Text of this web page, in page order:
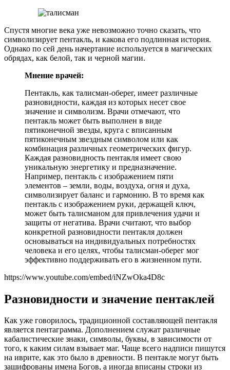
Спустя многие века уже невозможно точно сказать, что
символизирует пентакль, и какова его подлинная история.
Однако по сей день начертание используется в магических
обрядах, как белой, так и черной магии.
Мнение врачей:
Пентакль, как талисман-оберег, имеет различные
разновидности, каждая из которых несет свое
значение и символизм. Врачи отмечают, что
пентакль может быть выполнен в виде
пятиконечной звезды, круга с вписанным
пятиконечным звездным символом или как
комбинация различных геометрических фигур.
Каждая разновидность пентакля имеет свою
уникальную энергетику и предназначение.
Например, пентакль с изображением пяти
элементов – земли, воды, воздуха, огня и духа,
символизирует баланс и гармонию. В то время как
пентакль с изображением руки, держащей ключ,
может быть талисманом для привлечения удачи и
защиты от негатива. Врачи считают, что выбор
конкретной разновидности пентакля должен
основываться на индивидуальных потребностях
человека и его целях, чтобы талисман-оберег мог
эффективно поддерживать его в жизненном пути.
https://www.youtube.com/embed/iNZwOka4D8c
Разновидности и значение пентаклей
Как уже говорилось, традиционной составляющей пентакля
является пентаграмма. Дополнением служат различные
кабалистические знаки, символы, буквы, в зависимости от
того, к каким силам взывает маг. Чаще всего надписи пишутся
на иврите, как это было в древности. В пентакле могут быть
зашифрованы имена Богов, а иногда вписаны строки из